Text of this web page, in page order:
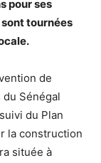
pour ses
tournées
de
Sénégal
du Plan
la construction
située à